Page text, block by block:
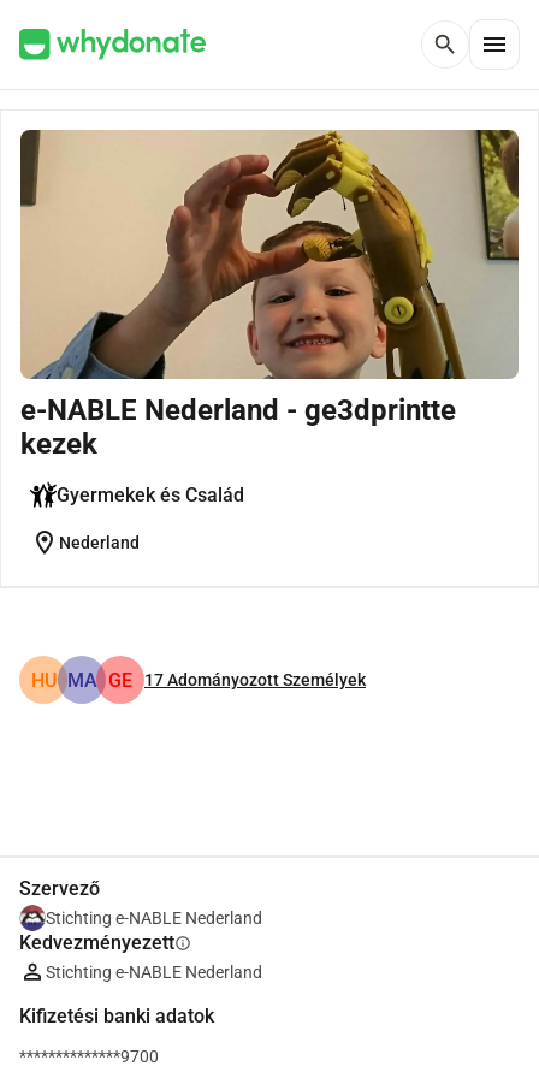
search menu
e-NABLE Nederland - ge3dprintte
kezek
Gyermekek és Család
location_on Nederland
HU MA GE 17Adományozott Személyek
Szervező
Stichting e-NABLE Nederland
Kedvezményezettinfo
Stichting e-NABLE Nederland
Kifizetési banki adatok
**************9700